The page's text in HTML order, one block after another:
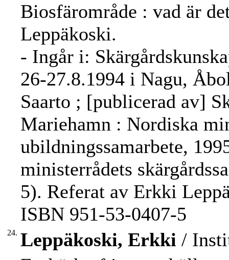
Biosfärområde : vad är
Leppäkoski.
- Ingår i:
26-27.8.1994 i Nagu,
Saarto ; [publicerad av]
Mariehamn : Nordiska
ubildningssamarbete,
ministerrådets
5). Referat av Erkki
ISBN 951-53-0407-5
24. Leppäkoski, Erkki /